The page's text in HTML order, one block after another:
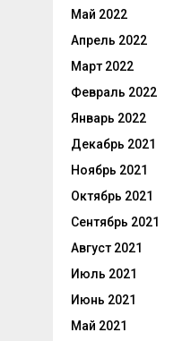
Май 2022
Апрель 2022
Март 2022
Февраль 2022
Январь 2022
Декабрь 2021
Ноябрь 2021
Октябрь 2021
Сентябрь 2021
Август 2021
Июль 2021
Июнь 2021
Май 2021